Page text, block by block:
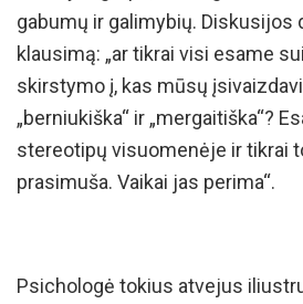
gabumų ir galimybių. Diskusijos
klausimą: „ar tikrai visi esame
skirstymo į, kas mūsų
„berniukiška“ ir „mergaitiška“?
stereotipų visuomenėje ir tikrai
prasimuša. Vaikai jas perima“.
Psichologė tokius atvejus